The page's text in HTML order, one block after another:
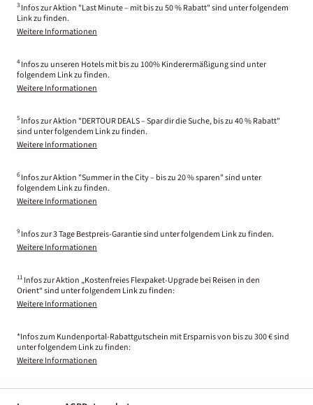
3 Infos zur Aktion "Last Minute – mit bis zu 50 % Rabatt" sind unter folgendem
Link zu finden.
Weitere Informationen
4 Infos zu unseren Hotels mit bis zu 100% Kinderermäßigung sind unter
folgendem Link zu finden.
Weitere Informationen
5 Infos zur Aktion "DERTOUR DEALS – Spar dir die Suche, bis zu 40 % Rabatt"
sind unter folgendem Link zu finden.
Weitere Informationen
6 Infos zur Aktion "Summer in the City – bis zu 20 % sparen" sind unter
folgendem Link zu finden.
Weitere Informationen
9 Infos zur 3 Tage Bestpreis-Garantie sind unter folgendem Link zu finden.
Weitere Informationen
11 Infos zur Aktion „Kostenfreies Flexpaket-Upgrade bei Reisen in den
Orient“ sind unter folgendem Link zu finden:
Weitere Informationen
*Infos zum Kundenportal-Rabattgutschein mit Ersparnis von bis zu 300 € sind
unter folgendem Link zu finden:
Weitere Informationen